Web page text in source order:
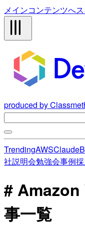
メインコンテンツへ
produced by
TrendingAWSClaude
社説明会勉強会事例
#
事一覧